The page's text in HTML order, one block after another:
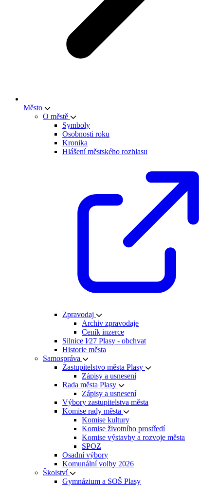
Město
O městě
Symboly
Osobnosti roku
Kronika
Hlášení městského rozhlasu
Zpravodaj
Archiv zpravodaje
Ceník inzerce
Silnice I⁄27 Plasy - obchvat
Historie města
Samospráva
Zastupitelstvo města Plasy
Zápisy a usnesení
Rada města Plasy
Zápisy a usnesení
Výbory zastupitelstva města
Komise rady města
Komise kultury
Komise životního prostředí
Komise výstavby a rozvoje města
SPOZ
Osadní výbory
Komunální volby 2026
Školství
Gymnázium a SOŠ Plasy